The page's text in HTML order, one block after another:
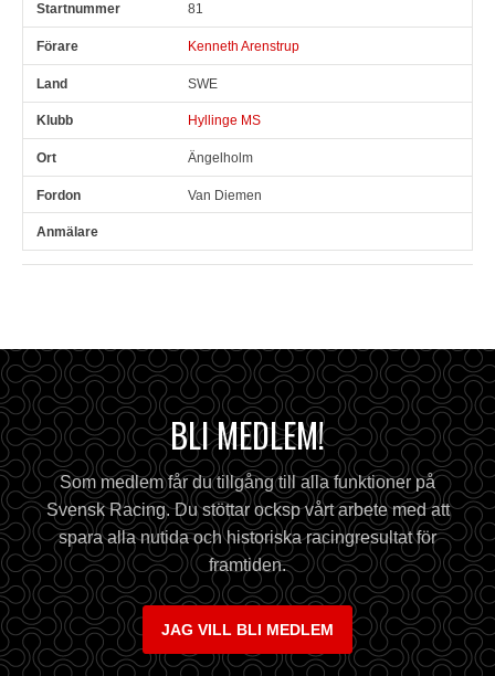
81
Kenneth Arenstrup
SWE
Hyllinge MS
Ängelholm
Van Diemen
BLI MEDLEM!
Som medlem får du tillgång till alla funktioner på
Svensk Racing. Du stöttar ocksp vårt arbete med att
spara alla nutida och historiska racingresultat för
framtiden.
JAG VILL BLI MEDLEM